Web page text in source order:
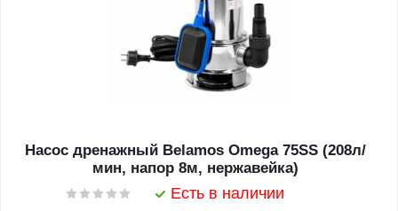
Насос дренажный Belamos Omega 75SS (208л/
мин, напор 8м, нержавейка)
Есть в наличии